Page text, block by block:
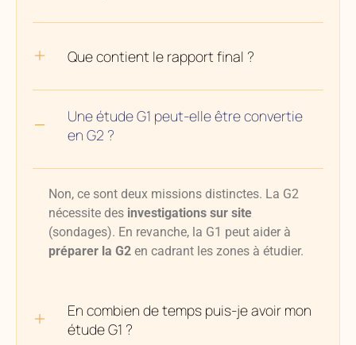
Que contient le rapport final ?
Une étude G1 peut-elle être convertie
en G2 ?
Non, ce sont deux missions distinctes. La G2
nécessite des investigations sur site
(sondages). En revanche, la G1 peut aider à
préparer la G2 en cadrant les zones à étudier.
En combien de temps puis-je avoir mon
étude G1 ?